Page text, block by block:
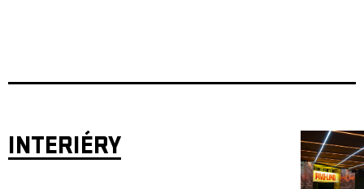
INTERIÉRY